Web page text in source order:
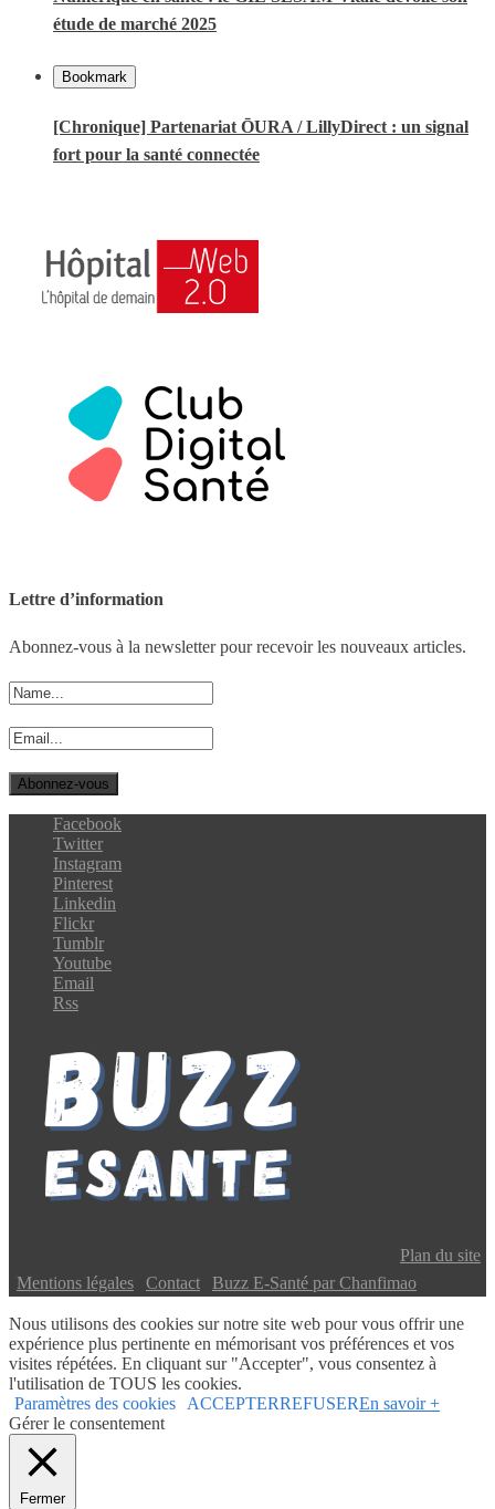
étude de marché 2025
Bookmark
[Chronique] Partenariat ŌURA / LillyDirect : un signal
fort pour la santé connectée
Lettre d’information
Abonnez-vous à la newsletter pour recevoir les nouveaux articles.
Facebook
Twitter
Instagram
Pinterest
Linkedin
Flickr
Tumblr
Youtube
Email
Rss
Plan du site
Mentions légales Contact Buzz E-Santé par Chanfimao
Nous utilisons des cookies sur notre site web pour vous offrir une
expérience plus pertinente en mémorisant vos préférences et vos
visites répétées. En cliquant sur "Accepter", vous consentez à
l'utilisation de TOUS les cookies.
Paramètres des cookies ACCEPTERREFUSEREn savoir +
Gérer le consentement
Fermer